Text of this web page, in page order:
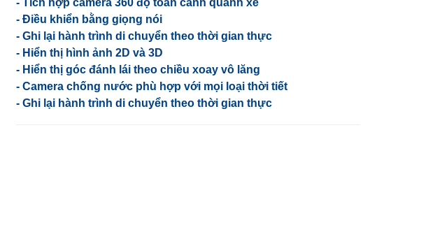
- Tích hợp camera 360 độ toàn cảnh quanh xe
- Điều khiển bằng giọng nói
- Ghi lại hành trình di chuyển theo thời gian thực
- Hiển thị hình ảnh 2D và 3D
- Hiển thị góc đánh lái theo chiều xoay vô lăng
- Camera chống nước phù hợp với mọi loại thời tiết
- Ghi lại hành trình di chuyển theo thời gian thực